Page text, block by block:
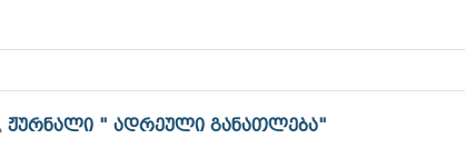
ჟურნალი " ადრეული განათლება"